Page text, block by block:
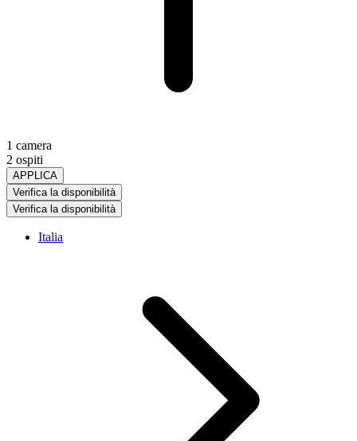
1 camera
2 ospiti
APPLICA
Verifica la disponibilità
Verifica la disponibilità
Italia